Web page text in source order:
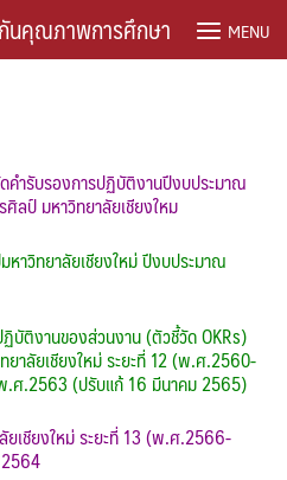
กันคุณภาพการศึกษา MENU
ำรับรองการปฏิบัติงานปีงบประมาณ
ป์ มหาวิทยาลัยเชียงใหม
าวิทยาลัยเชียงใหม่ ปีงบประมาณ
บัติงานของส่วนงาน (ตัวชี้วัด OKRs)
าลัยเชียงใหม่ ระยะที่ 12 (พ.ศ.2560-
ศ.2563 (ปรับแก้ 16 มีนาคม 2565)
เชียงใหม่ ระยะที่ 13 (พ.ศ.2566-